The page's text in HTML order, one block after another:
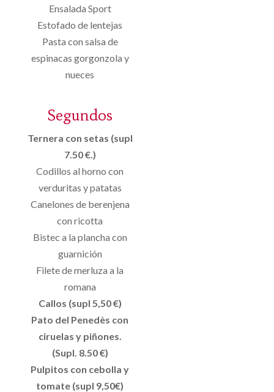
Ensalada Sport
Estofado de lentejas
Pasta con salsa de
espinacas gorgonzola y
nueces
Segundos
Ternera con setas (supl
7.50 €.)
Codillos al horno con
verduritas y patatas
Canelones de berenjena
con ricotta
Bistec a la plancha con
guarnición
Filete de merluza a la
romana
Callos (supl 5,50 €)
Pato del Penedès con
ciruelas y piñones.
(Supl. 8.50 €)
Pulpitos con cebolla y
tomate (supl 9,50€)